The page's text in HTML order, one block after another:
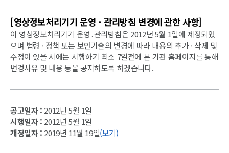
[영상정보처리기기 운영ㆍ관리방침 변경에 관한 사항]
이 영상정보처리기기 운영․관리방침은 2012년 5월 1일에 제정되었
으며 법령 · 정책 또는 보안기술의 변경에 따라 내용의 추가 · 삭제 및
수정이 있을 시에는 시행하기 최소 7일전에 본 기관 홈페이지를 통해
변경사유 및 내용 등을 공지하도록 하겠습니다.
공고일자 : 2012년 5월 1일
시행일자 : 2012년 5월 1일
개정일자 : 2019년 11월 19일(보기)